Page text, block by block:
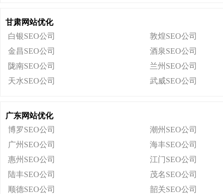
甘肃网站优化
白银SEO公司
敦煌SEO公司
金昌SEO公司
酒泉SEO公司
陇南SEO公司
兰州SEO公司
天水SEO公司
武威SEO公司
广东网站优化
博罗SEO公司
潮州SEO公司
广州SEO公司
海丰SEO公司
惠州SEO公司
江门SEO公司
陆丰SEO公司
茂名SEO公司
顺德SEO公司
韶关SEO公司